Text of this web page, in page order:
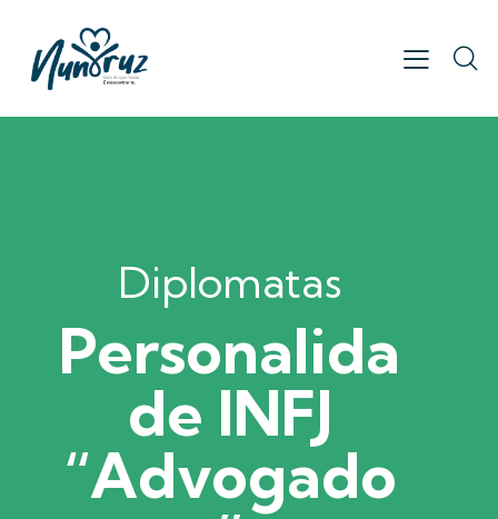
Diplomatas
Personalida
de INFJ
“Advogado